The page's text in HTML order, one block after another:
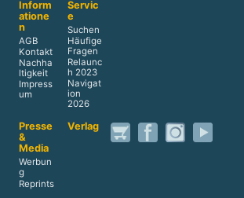
Inform
atione
n
AGB
Kontakt
Nachha
ltigkeit
Impress
um
Servic
e
Suchen
Häufige
Fragen
Relaunc
h 2023
Navigat
ion
2026
Presse
&
Media
Werbun
g
Reprints
Verlag